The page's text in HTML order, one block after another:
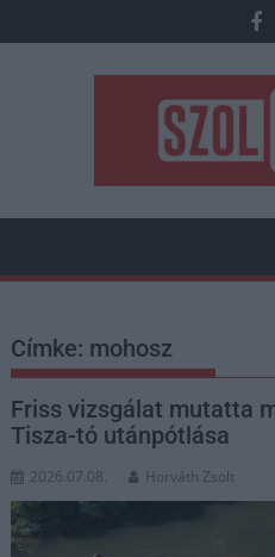
to
Címke: mohosz
Friss vizsgálat mutatta
Tisza-tó utánpótlása
2026.07.08. Horváth Zsolt